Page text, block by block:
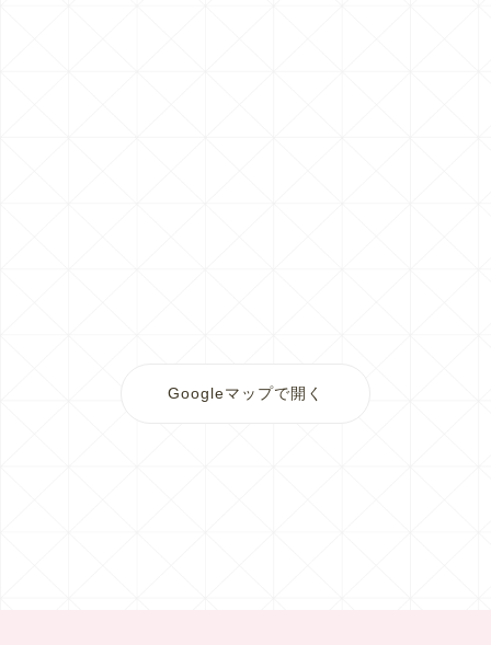
Googleマップで開く